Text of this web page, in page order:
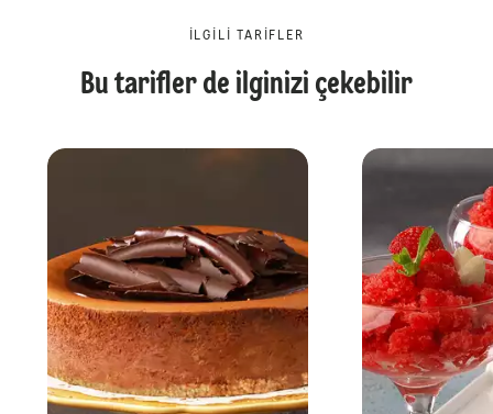
İLGILI TARIFLER
Bu tarifler de ilginizi çekebilir